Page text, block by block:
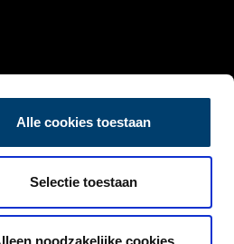
Alle cookies toestaan
Selectie toestaan
noodzakelijke cookies